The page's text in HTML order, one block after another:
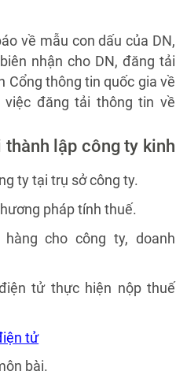
về mẫu con dấu của DN,
nhận cho DN, đăng tải
Cổng thông tin quốc gia về
việc đăng tải thông tin về
lập công ty kinh
ty tại trụ sở công ty.
pháp tính thuế.
cho công ty, doanh
tử thực hiện nộp thuế
tử
bài.